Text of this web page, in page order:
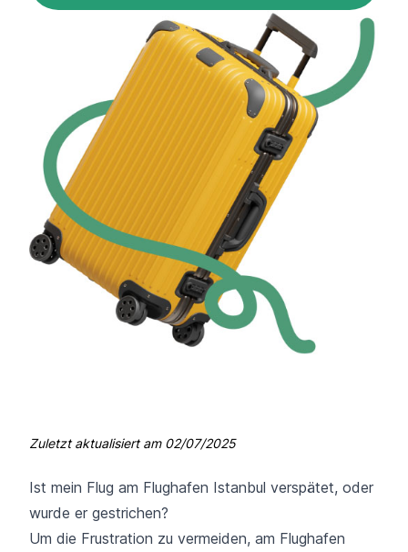
Zuletzt aktualisiert am 02/07/2025
Ist mein Flug am Flughafen Istanbul verspätet, oder
wurde er gestrichen?
Um die Frustration zu vermeiden, am Flughafen